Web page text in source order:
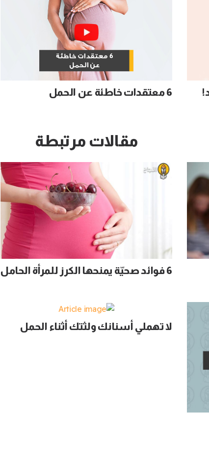
6 معتقدات خاطئة عن الحمل
مقالات مرتبطة
6 فوائد صحيّة يمنحها الكرز للمرأة الحامل
لا تهملي أسنانك ولثتك أثناء الحمل